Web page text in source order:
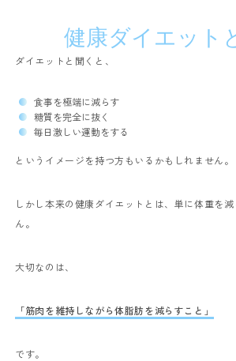
健康ダイエット
ダイエットと聞くと、
食事を極端に減らす
糖質を完全に抜く
毎日激しい運動をする
というイメージを持つ方もいるかもしれません。
しかし本来の健康ダイエットとは、単に体重を
ん。
大切なのは、
「筋肉を維持しながら体脂肪を減らすこと」
です。